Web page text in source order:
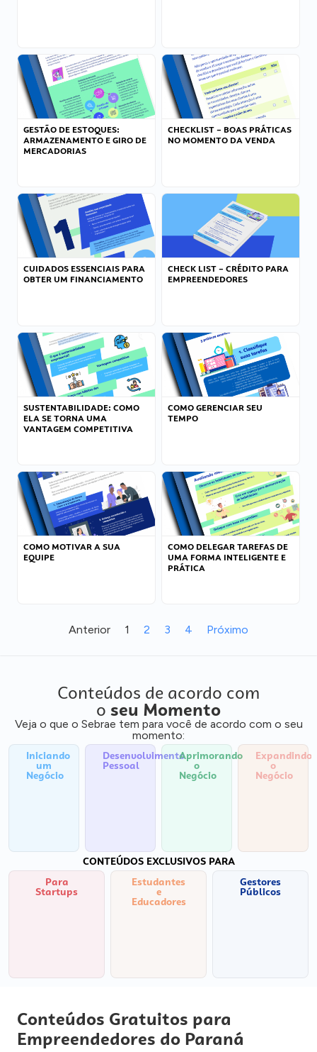
GESTÃO DE ESTOQUES:
ARMAZENAMENTO E GIRO DE
MERCADORIAS
CHECKLIST – BOAS PRÁTICAS
NO MOMENTO DA VENDA
CUIDADOS ESSENCIAIS PARA
OBTER UM FINANCIAMENTO
CHECK LIST – CRÉDITO PARA
EMPREENDEDORES
SUSTENTABILIDADE: COMO
ELA SE TORNA UMA
VANTAGEM COMPETITIVA
COMO GERENCIAR SEU
TEMPO
COMO MOTIVAR A SUA
EQUIPE
COMO DELEGAR TAREFAS DE
UMA FORMA INTELIGENTE E
PRÁTICA
Anterior 1 2 3 4 Próximo
Conteúdos de acordo com
o seu Momento
Veja o que o Sebrae tem para você de acordo com o seu
momento:
Iniciando
um
Negócio
Desenvolvimento
Pessoal
Aprimorando
o
Negócio
Expandindo
o
Negócio
CONTEÚDOS EXCLUSIVOS PARA
Para
Startups
Estudantes
e
Educadores
Gestores
Públicos
Conteúdos Gratuitos para
Empreendedores do Paraná